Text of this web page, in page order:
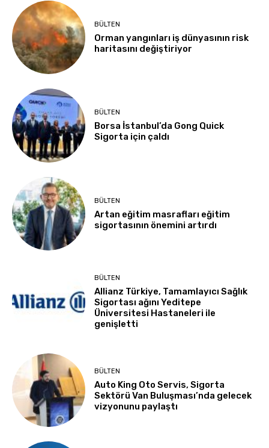
BÜLTEN
Orman yangınları iş dünyasının risk
haritasını değiştiriyor
BÜLTEN
Borsa İstanbul’da Gong Quick
Sigorta için çaldı
BÜLTEN
Artan eğitim masrafları eğitim
sigortasının önemini artırdı
BÜLTEN
Allianz Türkiye, Tamamlayıcı Sağlık
Sigortası ağını Yeditepe
Üniversitesi Hastaneleri ile
genişletti
BÜLTEN
Auto King Oto Servis, Sigorta
Sektörü Van Buluşması’nda gelecek
vizyonunu paylaştı